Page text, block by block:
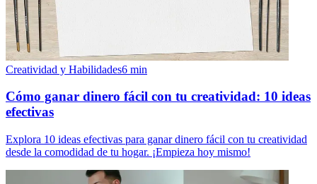
Creatividad y Habilidades6 min
Cómo ganar dinero fácil con tu creatividad: 10 ideas
efectivas
Explora 10 ideas efectivas para ganar dinero fácil con tu creatividad
desde la comodidad de tu hogar. ¡Empieza hoy mismo!